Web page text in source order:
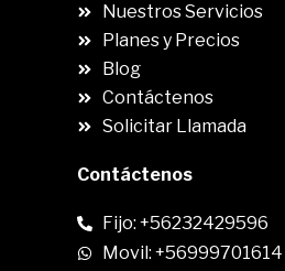
Nuestros Servicios
Planes y Precios
Blog
Contáctenos
Solicitar Llamada
Contáctenos
Fijo: +56232429596
Movil: +56999701614